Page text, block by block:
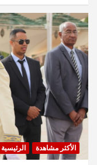
الأكثر مشاهدة الرئيسية